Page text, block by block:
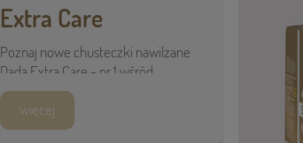
Extra Care
Poznaj nowe chusteczki nawilżane
Dada Extra Care - nr 1 wśród
chusteczek nawilżanych*. ...
więcej